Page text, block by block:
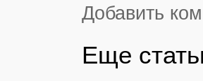
Добавить
Еще